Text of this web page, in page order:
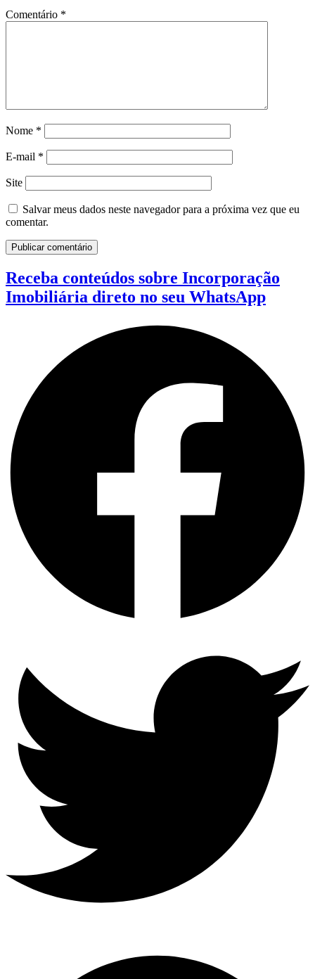
Comentário *
Nome *
E-mail *
Site
Salvar meus dados neste navegador para a próxima vez que eu
comentar.
Receba conteúdos sobre Incorporação
Imobiliária direto no seu WhatsApp